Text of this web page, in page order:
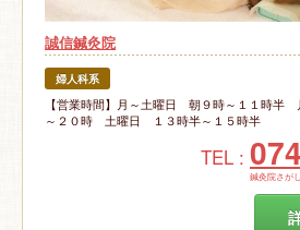
誠信鍼灸院
婦人科系
【営業時間】月～土曜日 朝９時～１１時
～２０時 土曜日 １３時半～１５時半
TEL :
鍼灸院さが